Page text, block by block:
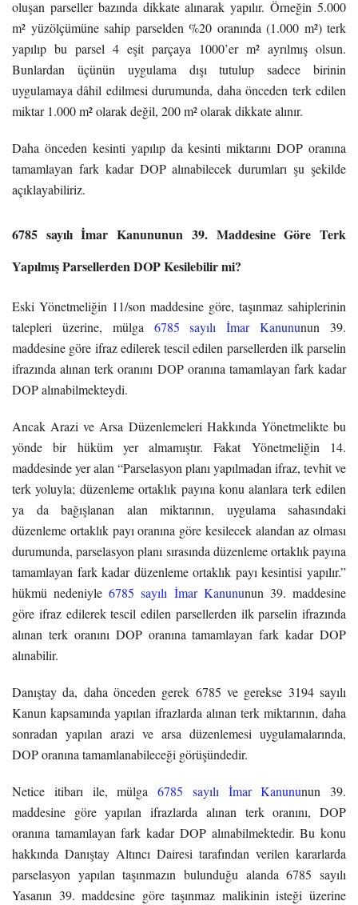
oluşan parseller bazında dikkate alınarak yapılır. Örneğin 5.000
m² yüzölçümüne sahip parselden %20 oranında (1.000 m²) terk
yapılıp bu parsel 4 eşit parçaya 1000’er m² ayrılmış olsun.
Bunlardan üçünün uygulama dışı tutulup sadece birinin
uygulamaya dâhil edilmesi durumunda, daha önceden terk edilen
miktar 1.000 m² olarak değil, 200 m² olarak dikkate alınır.
Daha önceden kesinti yapılıp da kesinti miktarını DOP oranına
tamamlayan fark kadar DOP alınabilecek durumları şu şekilde
açıklayabiliriz.
6785 sayılı İmar Kanununun 39. Maddesine Göre Terk
Yapılmış Parsellerden DOP Kesilebilir mi?
Eski Yönetmeliğin 11/son maddesine göre, taşınmaz sahiplerinin
talepleri üzerine, mülga 6785 sayılı İmar Kanununun 39.
maddesine göre ifraz edilerek tescil edilen parsellerden ilk parselin
ifrazında alınan terk oranını DOP oranına tamamlayan fark kadar
DOP alınabilmekteydi.
Ancak Arazi ve Arsa Düzenlemeleri Hakkında Yönetmelikte bu
yönde bir hüküm yer almamıştır. Fakat Yönetmeliğin 14.
maddesinde yer alan “Parselasyon planı yapılmadan ifraz, tevhit ve
terk yoluyla; düzenleme ortaklık payına konu alanlara terk edilen
ya da bağışlanan alan miktarının, uygulama sahasındaki
düzenleme ortaklık payı oranına göre kesilecek alandan az olması
durumunda, parselasyon planı sırasında düzenleme ortaklık payına
tamamlayan fark kadar düzenleme ortaklık payı kesintisi yapılır.”
hükmü nedeniyle6785 sayılı İmar Kanununun 39. maddesine
göre ifraz edilerek tescil edilen parsellerden ilk parselin ifrazında
alınan terk oranını DOP oranına tamamlayan fark kadar DOP
alınabilir.
Danıştay da, daha önceden gerek 6785 ve gerekse 3194 sayılı
Kanun kapsamında yapılan ifrazlarda alınan terk miktarının, daha
sonradan yapılan arazi ve arsa düzenlemesi uygulamalarında,
DOP oranına tamamlanabileceği görüşündedir.
Netice itibarı ile, mülga 6785 sayılı İmar Kanununun 39.
maddesine göre yapılan ifrazlarda alınan terk oranını, DOP
oranına tamamlayan fark kadar DOP alınabilmektedir. Bu konu
hakkında Danıştay Altıncı Dairesi tarafından verilen kararlarda
parselasyon yapılan taşınmazın bulunduğu alanda 6785 sayılı
Yasanın 39. maddesine göre taşınmaz malikinin isteği üzerine